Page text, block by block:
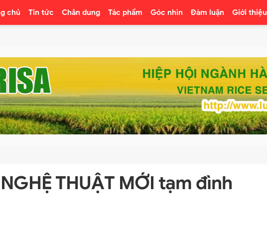
chủ Tin tức Chân dung Tác phẩm Góc nhìn Đàm luận Giới thiệu
THUẬT MỚI tạm đình